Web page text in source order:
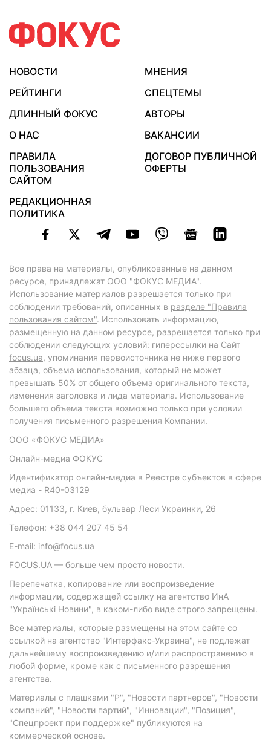
НОВОСТИ
МНЕНИЯ
РЕЙТИНГИ
СПЕЦТЕМЫ
ДЛИННЫЙ ФОКУС
АВТОРЫ
О НАС
ВАКАНСИИ
ПРАВИЛА
ПОЛЬЗОВАНИЯ
САЙТОМ
ДОГОВОР ПУБЛИЧНОЙ
ОФЕРТЫ
РЕДАКЦИОННАЯ
ПОЛИТИКА
Все права на материалы, опубликованные на данном
ресурсе, принадлежат ООО "ФОКУС МЕДИА".
Использование материалов разрешается только при
соблюдении требований, описанных в разделе "Правила
пользования сайтом". Использовать информацию,
размещенную на данном ресурсе, разрешается только при
соблюдении следующих условий: гиперссылки на Сайт
focus.ua, упоминания первоисточника не ниже первого
абзаца, объема использования, который не может
превышать 50% от общего объема оригинального текста,
изменения заголовка и лида материала. Использование
большего объема текста возможно только при условии
получения письменного разрешения Компании.
ООО «ФОКУС МЕДИА»
Онлайн-медиа ФОКУС
Идентификатор онлайн-медиа в Реестре субъектов в сфере
медиа - R40-03129
Адрес: 01133, г. Киев, бульвар Леси Украинки, 26
Телефон: +38 044 207 45 54
E-mail: info@focus.ua
FOCUS.UA — больше чем просто новости.
Перепечатка, копирование или воспроизведение
информации, содержащей ссылку на агентство ИнА
"Українські Новини", в каком-либо виде строго запрещены.
Все материалы, которые размещены на этом сайте со
ссылкой на агентство "Интерфакс-Украина", не подлежат
дальнейшему воспроизведению и/или распространению в
любой форме, кроме как с письменного разрешения
агентства.
Материалы с плашками "Р", "Новости партнеров", "Новости
компаний", "Новости партий", "Инновации", "Позиция",
"Спецпроект при поддержке" публикуются на
коммерческой основе.